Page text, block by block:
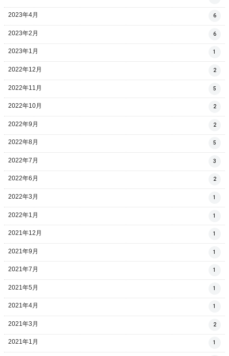
2023年4月 6
2023年2月 6
2023年1月 1
2022年12月 2
2022年11月 5
2022年10月 2
2022年9月 2
2022年8月 5
2022年7月 3
2022年6月 2
2022年3月 1
2022年1月 1
2021年12月 1
2021年9月 1
2021年7月 1
2021年5月 1
2021年4月 1
2021年3月 2
2021年1月 1